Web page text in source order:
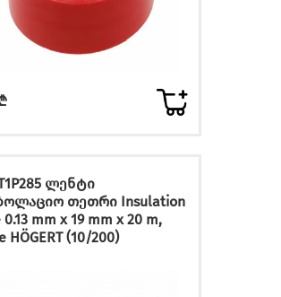
ლენტი
თეთრი Insulation
mm x 19 mm x 20 m,
HÖGERT (10/200)